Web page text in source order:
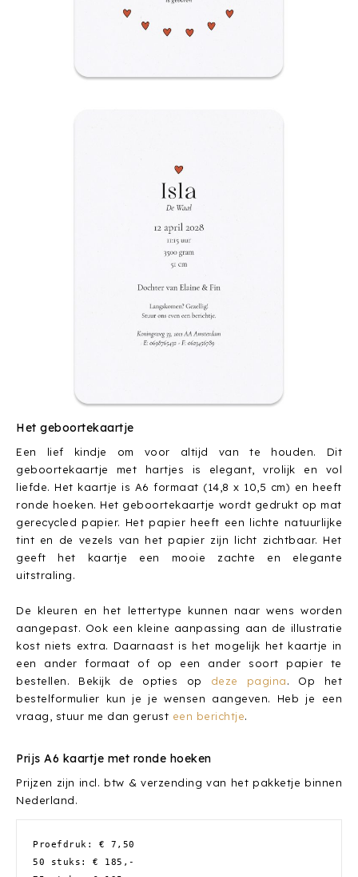
Het geboortekaartje
Een lief kindje om voor altijd van te houden. Dit
geboortekaartje met hartjes is elegant, vrolijk en vol
liefde. Het kaartje is A6 formaat (14,8 x 10,5 cm) en heeft
ronde hoeken. Het geboortekaartje wordt gedrukt op mat
gerecycled papier. Het papier heeft een lichte natuurlijke
tint en de vezels van het papier zijn licht zichtbaar. Het
geeft het kaartje een mooie zachte en elegante
uitstraling.
De kleuren en het lettertype kunnen naar wens worden
aangepast. Ook een kleine aanpassing aan de illustratie
kost niets extra. Daarnaast is het mogelijk het kaartje in
een ander formaat of op een ander soort papier te
bestellen. Bekijk de opties op deze pagina. Op het
bestelformulier kun je je wensen aangeven. Heb je een
vraag, stuur me dan gerust een berichtje.
Prijs A6 kaartje met ronde hoeken
Prijzen zijn incl. btw & verzending van het pakketje binnen
Nederland.
Proefdruk: € 7,50
50 stuks: € 185,-